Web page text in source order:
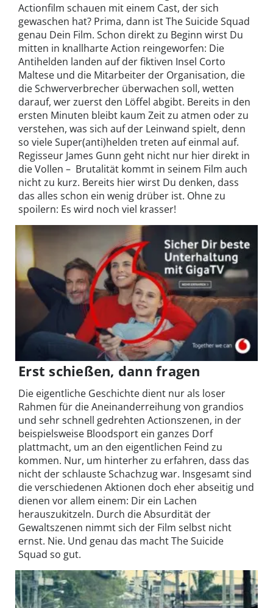
Actionfilm schauen mit einem Cast, der sich
gewaschen hat? Prima, dann ist The Suicide Squad
genau Dein Film. Schon direkt zu Beginn wirst Du
mitten in knallharte Action reingeworfen: Die
Antihelden landen auf der fiktiven Insel Corto
Maltese und die Mitarbeiter der Organisation, die
die Schwerverbrecher überwachen soll, wetten
darauf, wer zuerst den Löffel abgibt. Bereits in den
ersten Minuten bleibt kaum Zeit zu atmen oder zu
verstehen, was sich auf der Leinwand spielt, denn
so viele Super(anti)helden treten auf einmal auf.
Regisseur James Gunn geht nicht nur hier direkt in
die Vollen – Brutalität kommt in seinem Film auch
nicht zu kurz. Bereits hier wirst Du denken, dass
das alles schon ein wenig drüber ist. Ohne zu
spoilern: Es wird noch viel krasser!
Erst schießen, dann fragen
Die eigentliche Geschichte dient nur als loser
Rahmen für die Aneinanderreihung von grandios
und sehr schnell gedrehten Actionszenen, in der
beispielsweise Bloodsport ein ganzes Dorf
plattmacht, um an den eigentlichen Feind zu
kommen. Nur, um hinterher zu erfahren, dass das
nicht der schlauste Schachzug war. Insgesamt sind
die verschiedenen Aktionen doch eher abseitig und
dienen vor allem einem: Dir ein Lachen
herauszukitzeln. Durch die Absurdität der
Gewaltszenen nimmt sich der Film selbst nicht
ernst. Nie. Und genau das macht The Suicide
Squad so gut.